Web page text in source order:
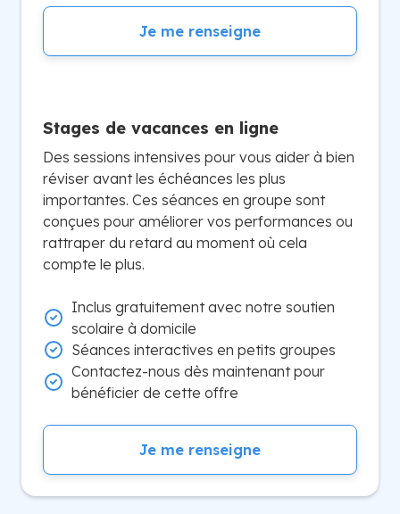
Je me renseigne
Stages de vacances en ligne
Des sessions intensives pour vous aider à bien
réviser avant les échéances les plus
importantes. Ces séances en groupe sont
conçues pour améliorer vos performances ou
rattraper du retard au moment où cela
compte le plus.
Inclus gratuitement avec notre soutien
scolaire à domicile
Séances interactives en petits groupes
Contactez-nous dès maintenant pour
bénéficier de cette offre
Je me renseigne